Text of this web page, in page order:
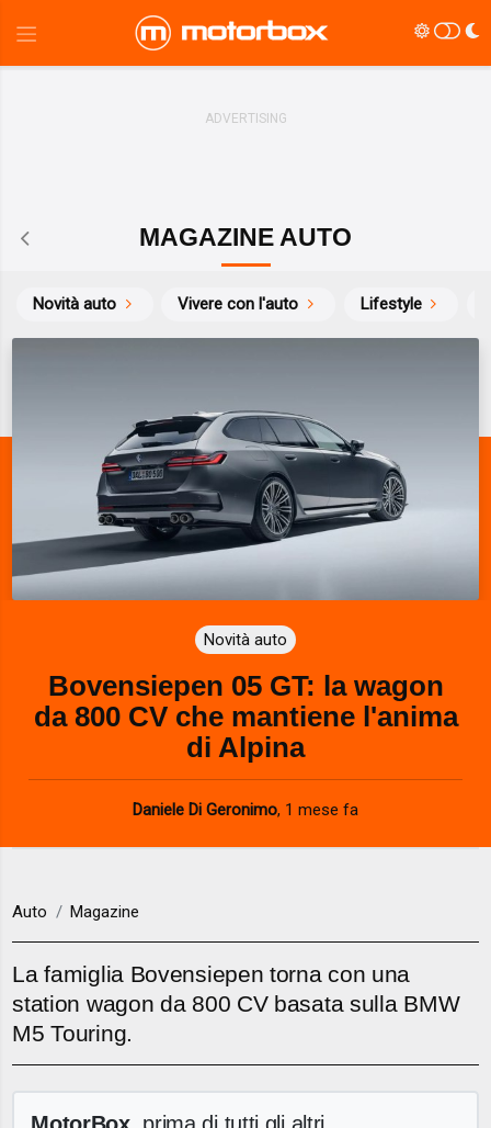
MAGAZINE AUTO
Novità auto Vivere con l'auto Lifestyle
Novità auto
Bovensiepen 05 GT: la wagon
da 800 CV che mantiene l'anima
di Alpina
Daniele Di Geronimo, 1 mese fa
Auto Magazine
La famiglia Bovensiepen torna con una
station wagon da 800 CV basata sulla BMW
M5 Touring.
MotorBox, prima di tutti gli altri